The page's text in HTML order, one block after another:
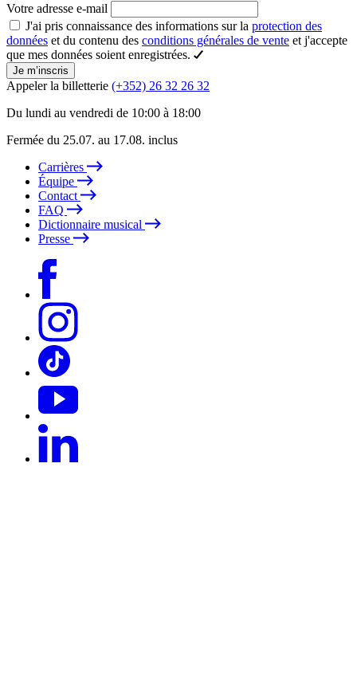
Votre adresse e-mail
J'ai pris connaissance des informations sur la protection des
données et du contenu des conditions générales de vente et j'accepte
que mes données soient enregistrées.
Je m’inscris
Appeler la billetterie (+352) 26 32 26 32
Du lundi au vendredi de 10:00 à 18:00
Fermée du 25.07. au 17.08. inclus
Carrières
Équipe
Contact
FAQ
Dictionnaire musical
Presse